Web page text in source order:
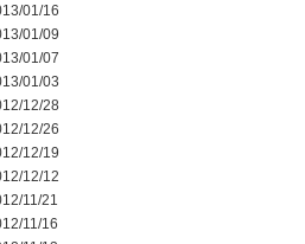
01/16
01/09
01/07
01/03
12/28
12/26
12/19
12/12
11/21
11/16